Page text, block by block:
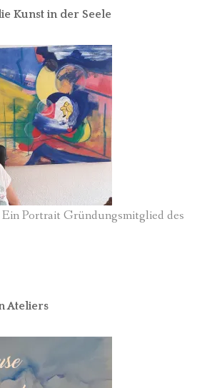
Kunst in der Seele
Portrait Gründungsmitglied des
Ateliers